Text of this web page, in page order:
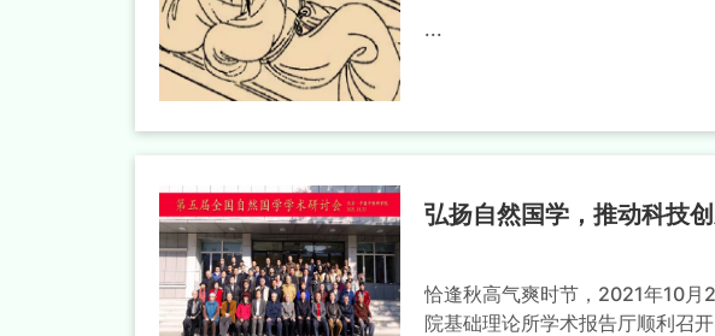
...
弘扬自然国学，推动科技
恰逢秋高气爽时节，2021年10月
院基础理论所学术报告厅顺利召